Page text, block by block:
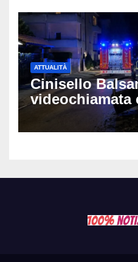
ATTUALITÀ
Cinisello
videochiamata
fidanzata e il
lotta tra la vita